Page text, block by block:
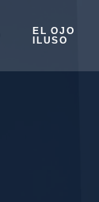
EL OJO
ILUSO